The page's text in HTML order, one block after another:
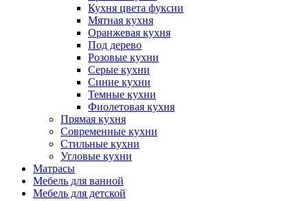
Кухня цвета фуксии
Мятная кухня
Оранжевая кухня
Под дерево
Розовые кухни
Серые кухни
Синие кухни
Темные кухни
Фиолетовая кухня
Прямая кухня
Современные кухни
Стильные кухни
Угловые кухни
Матрасы
Мебель для ванной
Мебель для детской